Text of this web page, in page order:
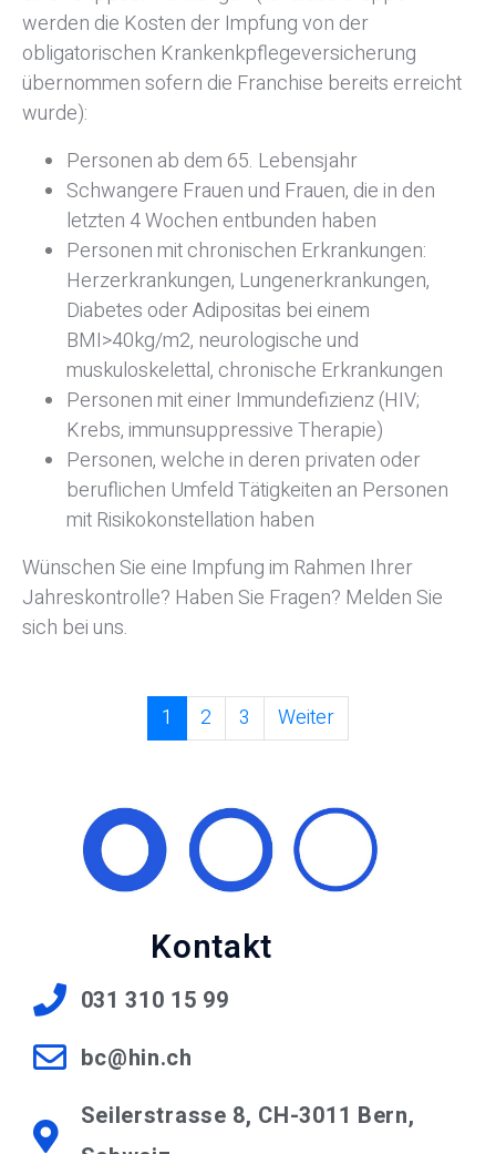
werden die Kosten der Impfung von der
obligatorischen Krankenkpflegeversicherung
übernommen sofern die Franchise bereits erreicht
wurde):
Personen ab dem 65. Lebensjahr
Schwangere Frauen und Frauen, die in den
letzten 4 Wochen entbunden haben
Personen mit chronischen Erkrankungen:
Herzerkrankungen, Lungenerkrankungen,
Diabetes oder Adipositas bei einem
BMI>40kg/m2, neurologische und
muskuloskelettal, chronische Erkrankungen
Personen mit einer Immundefizienz (HIV;
Krebs, immunsuppressive Therapie)
Personen, welche in deren privaten oder
beruflichen Umfeld Tätigkeiten an Personen
mit Risikokonstellation haben
Wünschen Sie eine Impfung im Rahmen Ihrer
Jahreskontrolle? Haben Sie Fragen? Melden Sie
sich bei uns.
1 2 3 Weiter
Kontakt
031 310 15 99
bc@hin.ch
Seilerstrasse 8, CH-3011 Bern,